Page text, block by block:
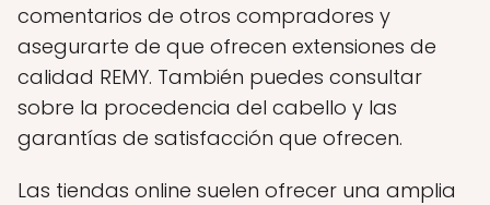
comentarios de otros compradores y
asegurarte de que ofrecen extensiones de
calidad REMY. También puedes consultar
sobre la procedencia del cabello y las
garantías de satisfacción que ofrecen.
Las tiendas online suelen ofrecer una amplia